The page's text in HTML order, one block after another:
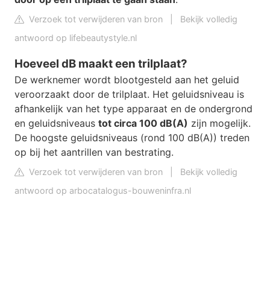
Verzoek tot verwijderen van bron
Bekijk volledig
antwoord op lifebeautystyle.nl
Hoeveel dB maakt een trilplaat?
De werknemer wordt blootgesteld aan het geluid
veroorzaakt door de trilplaat. Het geluidsniveau is
afhankelijk van het type apparaat en de ondergrond
en geluidsniveaus tot circa 100 dB(A) zijn mogelijk.
De hoogste geluidsniveaus (rond 100 dB(A)) treden
op bij het aantrillen van bestrating.
Verzoek tot verwijderen van bron
Bekijk volledig
antwoord op arbocatalogus-bouweninfra.nl